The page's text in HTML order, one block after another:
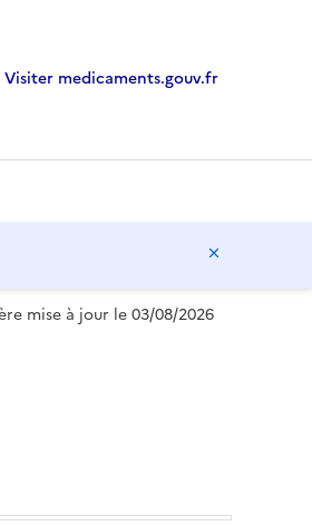
Visiter medicaments.gouv.fr
mise à jour le 03/08/2026